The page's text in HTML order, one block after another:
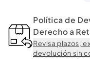
Política de
Derecho a
Revisa plazos,
devolución sin